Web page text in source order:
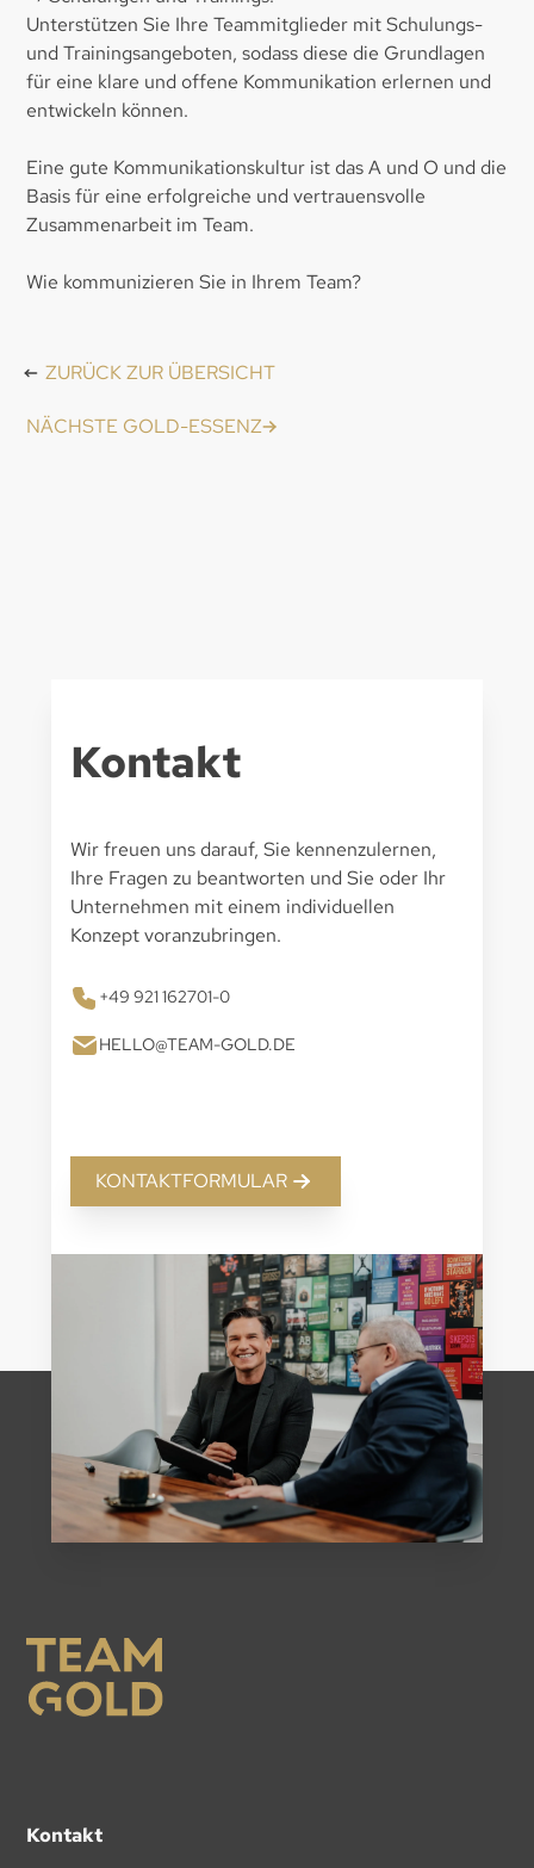
Unterstützen Sie Ihre Teammitglieder mit Schulungs-
und Trainingsangeboten, sodass diese die Grundlagen
für eine klare und offene Kommunikation erlernen und
entwickeln können.
Eine gute Kommunikationskultur ist das A und O und die
Basis für eine erfolgreiche und vertrauensvolle
Zusammenarbeit im Team.
Wie kommunizieren Sie in Ihrem Team?
ZURÜCK ZUR ÜBERSICHT
NÄCHSTE GOLD-ESSENZ
Kontakt
Wir freuen uns darauf, Sie kennenzulernen,
Ihre Fragen zu beantworten und Sie oder Ihr
Unternehmen mit einem individuellen
Konzept voranzubringen.
+49 921 162701-0
HELLO@TEAM-GOLD.DE
KONTAKTFORMULAR
Kontakt